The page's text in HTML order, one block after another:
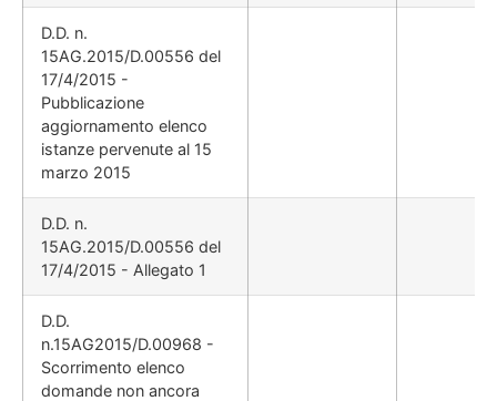
D.D. n.
15AG.2015/D.00556 del
17/4/2015 -
Pubblicazione
aggiornamento elenco
istanze pervenute al 15
marzo 2015
D.D. n.
15AG.2015/D.00556 del
17/4/2015 - Allegato 1
D.D.
n.15AG2015/D.00968 -
Scorrimento elenco
domande non ancora